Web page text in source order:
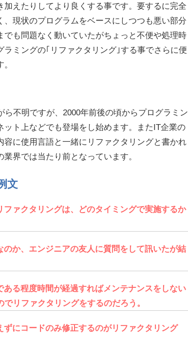
えたりしてより良くする事です。要するに完全
現状のプログラムをベースにしつつも悪い部分
でも問題なく動いていたがちょっと不便や処理時
ミングの｢リファクタリング｣する事でさらに便
ら不明ですが、2000年前後の頃からプログラミン
ット上などでも登場をし始めます。またIT企業の
に使用言語と一緒にリファクタリングと書かれ
界では当たり前となっています。
文
ァクタリングは、どのタイミングで実施するか
のか、エンジニアの友人に質問をして訊いたが結
ある程度時間が経過すればメンテナンスをしない
リファクタリングをするのだろう。
ずにコードのみ修正するのがリファクタリング